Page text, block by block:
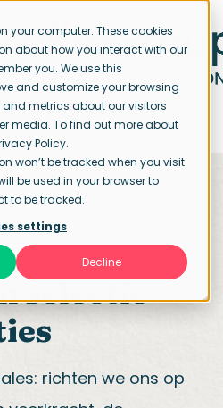
your computer. These cookies
about how you interact with our
you. We use this
and customize your browsing
metrics about our visitors
media. To find out more about
Policy.
won’t be tracked when you visit
be used in your browser to
to be tracked.
settings
Decline
& Accountbeheer
selectie
richten we ons op